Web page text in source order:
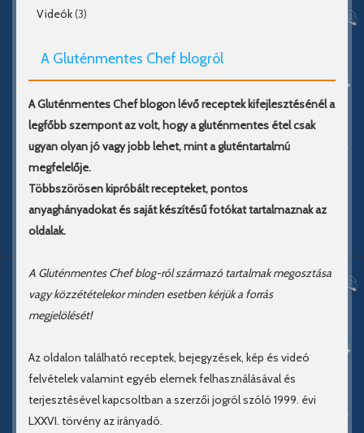
Videók(3)
A Gluténmentes Chef blogról
A Gluténmentes Chef blogon lévő receptek kifejlesztésénél a
legfőbb szempont az volt, hogy a gluténmentes étel csak
ugyan olyan jó vagy jobb lehet, mint a gluténtartalmú
megfelelője.
Többszörösen kipróbált recepteket, pontos
anyaghányadokat és saját készítésű fotókat tartalmaznak az
oldalak.
A Gluténmentes Chef blog-ról származó tartalmak megosztása
vagy közzétételekor minden esetben kérjük a forrás
megjelölését!
Az oldalon található receptek, bejegyzések, kép és videó
felvételek valamint egyéb elemek felhasználásával és
terjesztésével kapcsoltban a szerzői jogról szóló 1999. évi
LXXVI. törvény az irányadó.